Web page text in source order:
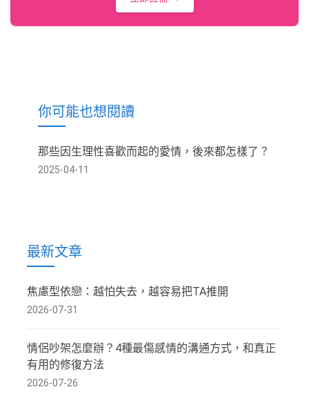
你可能也想閱讀
那些因生理性喜歡而起的愛情，後來都怎樣了？
2025-04-11
最新文章
焦慮型依戀：越怕失去，越容易把TA推開
2026-07-31
情侶吵架怎麼辦？4種最傷感情的溝通方式，和真正
有用的修復方法
2026-07-26